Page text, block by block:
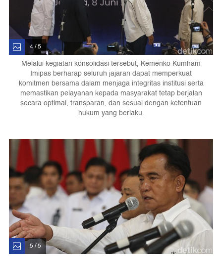
4 / 5
Melalui kegiatan konsolidasi tersebut, Kemenko Kumham
Imipas berharap seluruh jajaran dapat memperkuat
komitmen bersama dalam menjaga integritas institusi serta
memastikan pelayanan kepada masyarakat tetap berjalan
secara optimal, transparan, dan sesuai dengan ketentuan
hukum yang berlaku.
5 / 5